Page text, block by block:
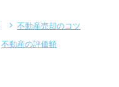
不動産売却のコツ
不動産の評価額